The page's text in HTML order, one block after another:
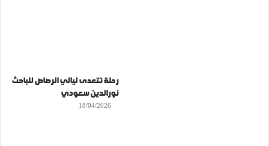
رحلة تتعدى ليالي الرصاص للباحث
نورالدين سعودي
18/04/2026